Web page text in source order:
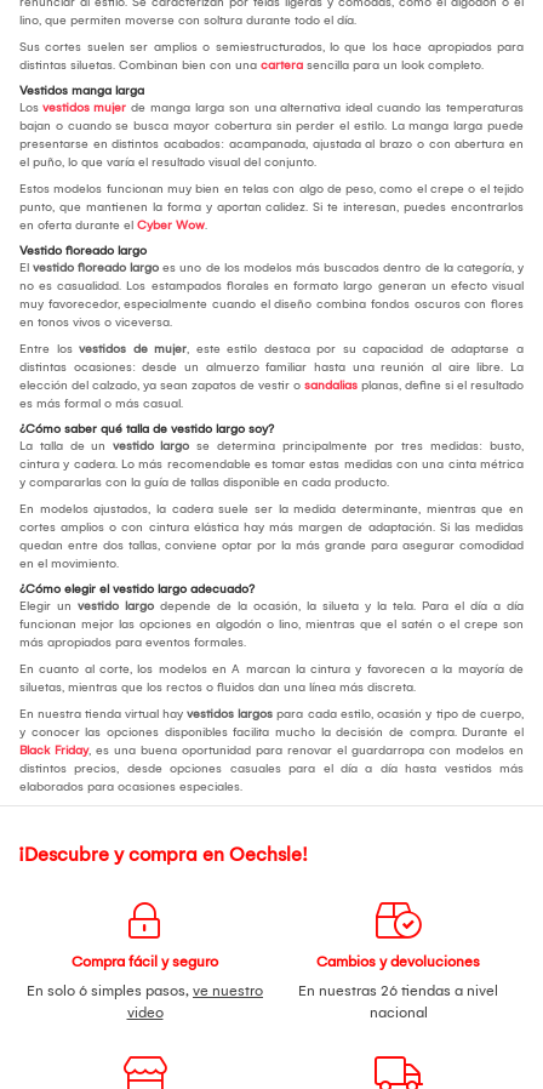
lino, que permiten moverse con soltura durante todo el día.
Sus cortes suelen ser amplios o semiestructurados, lo que los hace apropiados para
distintas siluetas. Combinan bien con una cartera sencilla para un look completo.
Vestidos manga larga
Los vestidos mujer de manga larga son una alternativa ideal cuando las temperaturas
bajan o cuando se busca mayor cobertura sin perder el estilo. La manga larga puede
presentarse en distintos acabados: acampanada, ajustada al brazo o con abertura en
el puño, lo que varía el resultado visual del conjunto.
Estos modelos funcionan muy bien en telas con algo de peso, como el crepe o el tejido
punto, que mantienen la forma y aportan calidez. Si te interesan, puedes encontrarlos
en oferta durante el Cyber Wow.
Vestido floreado largo
El vestido floreado largo es uno de los modelos más buscados dentro de la categoría, y
no es casualidad. Los estampados florales en formato largo generan un efecto visual
muy favorecedor, especialmente cuando el diseño combina fondos oscuros con flores
en tonos vivos o viceversa.
Entre los vestidos de mujer, este estilo destaca por su capacidad de adaptarse a
distintas ocasiones: desde un almuerzo familiar hasta una reunión al aire libre. La
elección del calzado, ya sean zapatos de vestir o sandalias planas, define si el resultado
es más formal o más casual.
¿Cómo saber qué talla de vestido largo soy?
La talla de un vestido largo se determina principalmente por tres medidas: busto,
cintura y cadera. Lo más recomendable es tomar estas medidas con una cinta métrica
y compararlas con la guía de tallas disponible en cada producto.
En modelos ajustados, la cadera suele ser la medida determinante, mientras que en
cortes amplios o con cintura elástica hay más margen de adaptación. Si las medidas
quedan entre dos tallas, conviene optar por la más grande para asegurar comodidad
en el movimiento.
¿Cómo elegir el vestido largo adecuado?
Elegir un vestido largo depende de la ocasión, la silueta y la tela. Para el día a día
funcionan mejor las opciones en algodón o lino, mientras que el satén o el crepe son
más apropiados para eventos formales.
En cuanto al corte, los modelos en A marcan la cintura y favorecen a la mayoría de
siluetas, mientras que los rectos o fluidos dan una línea más discreta.
En nuestra tienda virtual hay vestidos largos para cada estilo, ocasión y tipo de cuerpo,
y conocer las opciones disponibles facilita mucho la decisión de compra. Durante el
Black Friday, es una buena oportunidad para renovar el guardarropa con modelos en
distintos precios, desde opciones casuales para el día a día hasta vestidos más
elaborados para ocasiones especiales.
¡Descubre y compra en Oechsle!
Compra fácil y seguro
En solo 6 simples pasos, ve nuestro
video
Cambios y devoluciones
En nuestras 26 tiendas a nivel
nacional